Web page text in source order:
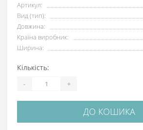
Артикул:
Вид (тип):
Довжина:
Країна виробник:
Ширина:
Кількість:
- +
ДО КОШИКА